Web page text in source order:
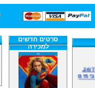
סרטים חדשים
למכירה